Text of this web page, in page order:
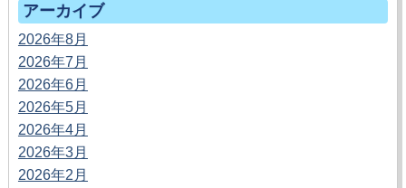
アーカイブ
2026年8月
2026年7月
2026年6月
2026年5月
2026年4月
2026年3月
2026年2月